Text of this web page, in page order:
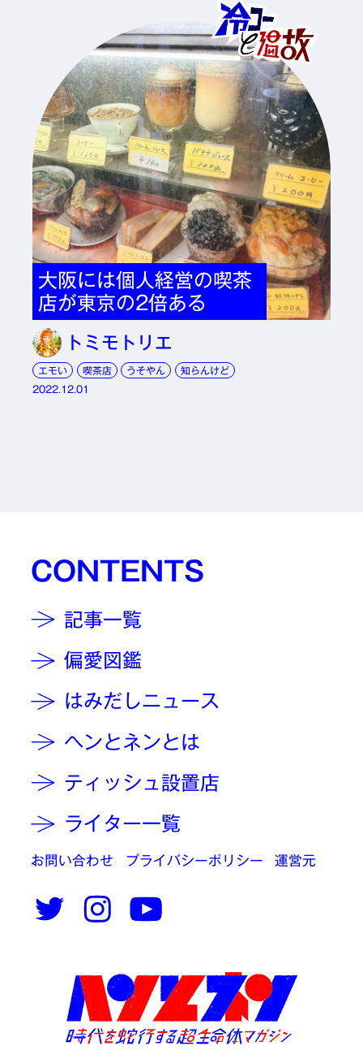
大阪には個人経営の喫茶
店が東京の2倍ある
トミモトリエ
エモい 喫茶店 うそやん
知らんけど
2022.12.01
CONTENTS
記事一覧
偏愛図鑑
はみだしニュース
ヘンとネンとは
ティッシュ設置店
ライター一覧
お問い合わせ プライバシーポリシー 運営元